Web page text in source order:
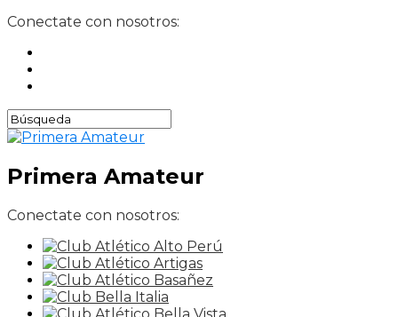
Conectate con nosotros:
Primera Amateur
Conectate con nosotros: